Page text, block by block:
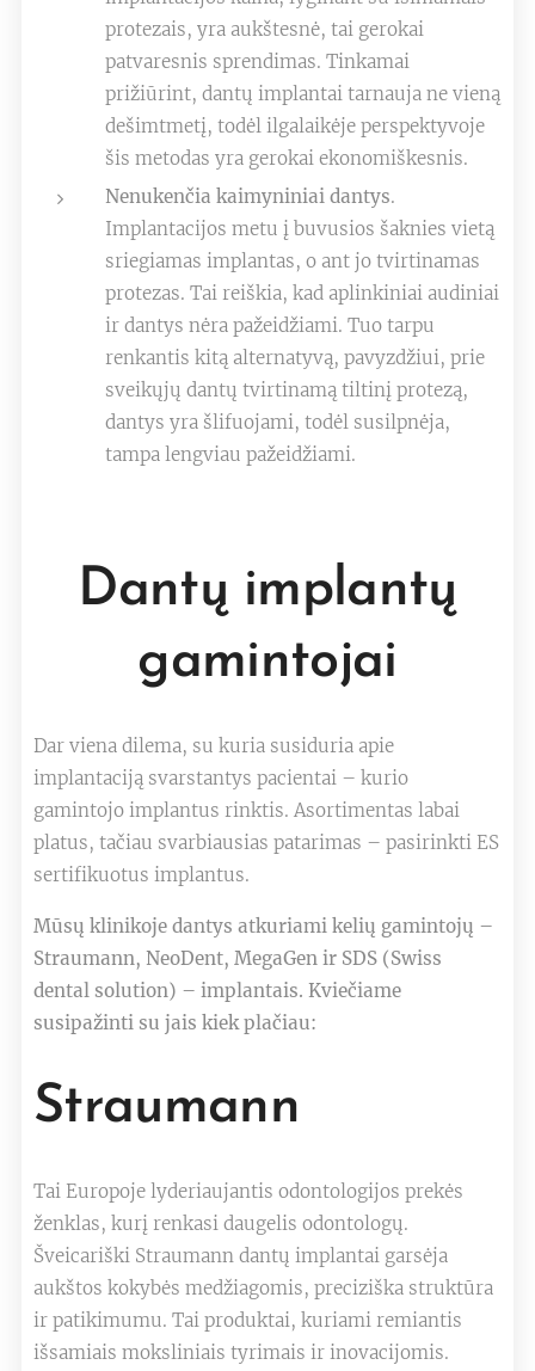
protezais, yra aukštesnė, tai gerokai
patvaresnis sprendimas. Tinkamai
prižiūrint, dantų implantai tarnauja ne vieną
dešimtmetį, todėl ilgalaikėje perspektyvoje
šis metodas yra gerokai ekonomiškesnis.
Nenukenčia kaimyniniai dantys.
Implantacijos metu į buvusios šaknies vietą
sriegiamas implantas, o ant jo tvirtinamas
protezas. Tai reiškia, kad aplinkiniai audiniai
ir dantys nėra pažeidžiami. Tuo tarpu
renkantis kitą alternatyvą, pavyzdžiui, prie
sveikųjų dantų tvirtinamą tiltinį protezą,
dantys yra šlifuojami, todėl susilpnėja,
tampa lengviau pažeidžiami.
Dantų implantų
gamintojai
Dar viena dilema, su kuria susiduria apie
implantaciją svarstantys pacientai – kurio
gamintojo implantus rinktis. Asortimentas labai
platus, tačiau svarbiausias patarimas – pasirinkti ES
sertifikuotus implantus.
Mūsų klinikoje dantys atkuriami kelių gamintojų –
Straumann, NeoDent, MegaGen ir SDS (Swiss
dental solution) – implantais. Kviečiame
susipažinti su jais kiek plačiau:
Straumann
Tai Europoje lyderiaujantis odontologijos prekės
ženklas, kurį renkasi daugelis odontologų.
Šveicariški Straumann dantų implantai garsėja
aukštos kokybės medžiagomis, preciziška struktūra
ir patikimumu. Tai produktai, kuriami remiantis
išsamiais moksliniais tyrimais ir inovacijomis.